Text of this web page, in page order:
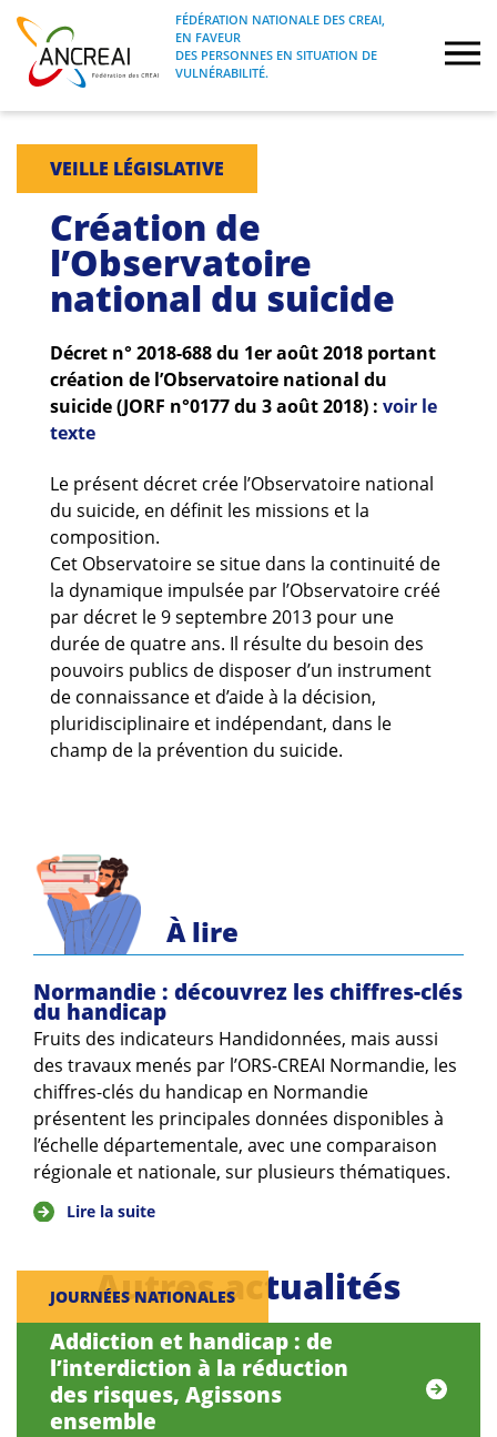
Skip
content
ANCREAI
FÉDÉRATION NATIONALE DES CREAI, EN
FAVEUR DES PERSONNES EN SITUATION
FÉDÉRATION NATIONALE DES CREAI,
EN FAVEUR
DES PERSONNES EN SITUATION DE
VULNÉRABILITÉ.
À propos
Journées nationales
Projets Fédéraux
Espace emploi
Guides et outils
Actualités
ARSENE
VEILLE LÉGISLATIVE
Création de
l’Observatoire
national du suicide
Décret n° 2018-688 du 1er août 2018 portant
création de l’Observatoire national du
suicide (JORF n°0177 du 3 août 2018) : voir le
texte
Le présent décret crée l’Observatoire national
du suicide, en définit les missions et la
composition.
Cet Observatoire se situe dans la continuité de
la dynamique impulsée par l’Observatoire créé
par décret le 9 septembre 2013 pour une
durée de quatre ans. Il résulte du besoin des
pouvoirs publics de disposer d’un instrument
de connaissance et d’aide à la décision,
pluridisciplinaire et indépendant, dans le
champ de la prévention du suicide.
À lire
Normandie : découvrez les chiffres-clés
du handicap
Fruits des indicateurs Handidonnées, mais aussi
des travaux menés par l’ORS-CREAI Normandie, les
chiffres-clés du handicap en Normandie
présentent les principales données disponibles à
l’échelle départementale, avec une comparaison
régionale et nationale, sur plusieurs thématiques.
Lire la suite
Autres actualités
JOURNÉES NATIONALES
Addiction et handicap : de
l’interdiction à la réduction
des risques, Agissons
ensemble